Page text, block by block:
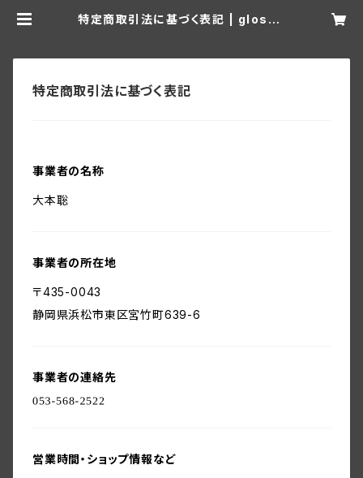
特定商取引法に基づく表記 | glossd
特定商取引法に基づく表記
事業者の名称
大本聡
事業者の所在地
〒435-0043
静岡県浜松市東区宮竹町639-6
事業者の連絡先
営業時間・ショップ情報など